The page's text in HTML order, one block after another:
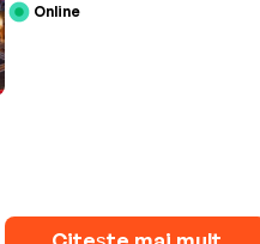
Online